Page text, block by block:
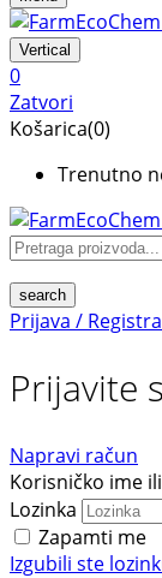
Vertical
0
Zatvori
Košarica(0)
Trenutno
search
Prijava /
Prijavite
Napravi račun
Korisničko ime
Lozinka
Zapamti me
Izgubili ste